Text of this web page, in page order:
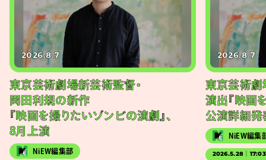
2026.8.7
東京芸術劇場新芸術監督・
岡田利規の新作
『映画を撮りたいゾンビの演劇』、
8月上演
NiEW編集部
2026.8.7
東京芸術劇
演出『映画
公演詳細発
NiEW編集
2026.5.28｜17:03